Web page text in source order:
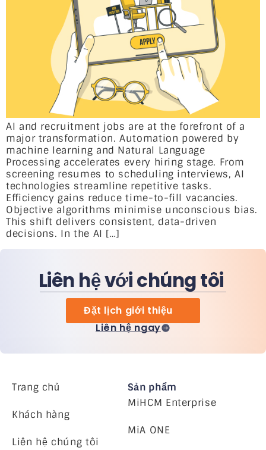
AI and recruitment jobs are at the forefront of a
major transformation. Automation powered by
machine learning and Natural Language
Processing accelerates every hiring stage. From
screening resumes to scheduling interviews, AI
technologies streamline repetitive tasks.
Efficiency gains reduce time-to-fill vacancies.
Objective algorithms minimise unconscious bias.
This shift delivers consistent, data-driven
decisions. In the AI […]
Liên hệ với chúng tôi
Đặt lịch giới thiệu
Liên hệ ngay
Trang chủ
Khách hàng
Liên hệ chúng tôi
Sản phẩm
MiHCM Enterprise
MiA ONE